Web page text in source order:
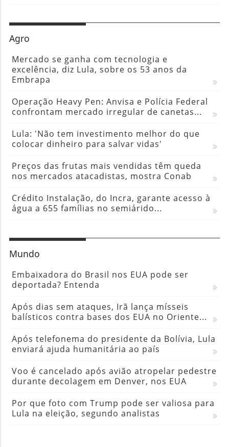
Agro
Mercado se ganha com tecnologia e
excelência, diz Lula, sobre os 53 anos da
Embrapa
Operação Heavy Pen: Anvisa e Polícia Federal
confrontam mercado irregular de canetas...
Lula: 'Não tem investimento melhor do que
colocar dinheiro para salvar vidas'
Preços das frutas mais vendidas têm queda
nos mercados atacadistas, mostra Conab
Crédito Instalação, do Incra, garante acesso à
água a 655 famílias no semiárido...
Mundo
Embaixadora do Brasil nos EUA pode ser
deportada? Entenda
Após dias sem ataques, Irã lança mísseis
balísticos contra bases dos EUA no Oriente...
Após telefonema do presidente da Bolívia, Lula
enviará ajuda humanitária ao país
Voo é cancelado após avião atropelar pedestre
durante decolagem em Denver, nos EUA
Por que foto com Trump pode ser valiosa para
Lula na eleição, segundo analistas